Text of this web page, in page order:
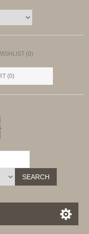
(0)
(0)
SEARCH